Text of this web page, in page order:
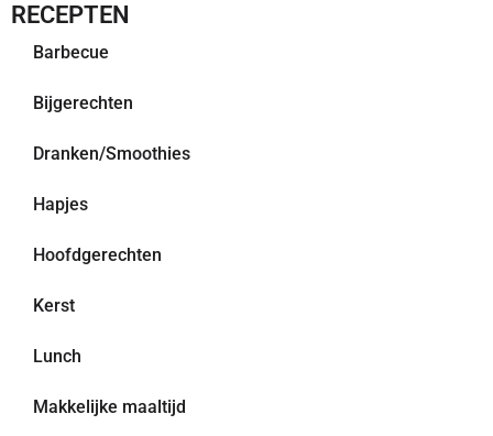
RECEPTEN
Barbecue
Bijgerechten
Dranken/Smoothies
Hapjes
Hoofdgerechten
Kerst
Lunch
Makkelijke maaltijd